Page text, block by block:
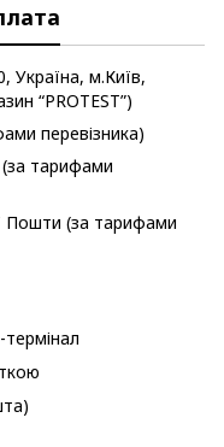
Україна, м.Київ,
“PROTEST”)
перевізника)
тарифами
Пошти (за тарифами